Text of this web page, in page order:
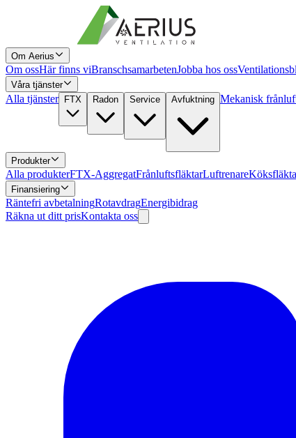
Om Aerius
Om ossHär finns viBranschsamarbetenJobba hos oss
Våra tjänster
Alla tjänster FTX Radon Service Avfuktning Mekanisk
Produkter
Alla produkterFTX-AggregatFrånluftsfläktarLuftrenare
Finansiering
Räntefri avbetalningRotavdragEnergibidrag
Räkna ut ditt prisKontakta oss